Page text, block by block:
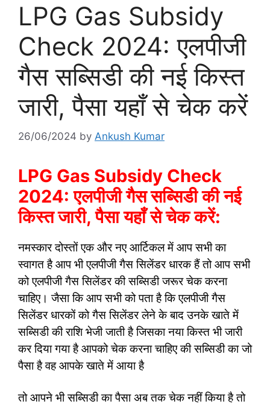
LPG Gas Subsidy
Check 2024: एलपीजी
गैस सब्सिडी की नई किस्त
जारी, पैसा यहाँ से चेक करें
26/06/2024 by Ankush Kumar
LPG Gas Subsidy Check
2024: एलपीजी गैस सब्सिडी की नई
किस्त जारी, पैसा यहाँ से चेक करें:
नमस्कार दोस्तों एक और नए आर्टिकल में आप सभी का
स्वागत है आप भी एलपीजी गैस सिलेंडर धारक हैं तो आप सभी
को एलपीजी गैस सिलेंडर की सब्सिडी जरूर चेक करना
चाहिए। जैसा कि आप सभी को पता है कि एलपीजी गैस
सिलेंडर धारकों को गैस सिलेंडर लेने के बाद उनके खाते में
सब्सिडी की राशि भेजी जाती है जिसका नया किस्त भी जारी
कर दिया गया है आपको चेक करना चाहिए की सब्सिडी का जो
पैसा है वह आपके खाते में आया है
तो आपने भी सब्सिडी का पैसा अब तक चेक नहीं किया है तो